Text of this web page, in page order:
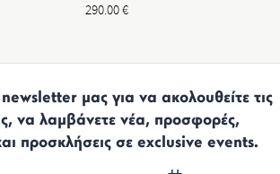
290.00€
μας για να ακολουθείτε τις
να λαμβάνετε νέα, προσφορές,
προσκλήσεις σε exclusive events.